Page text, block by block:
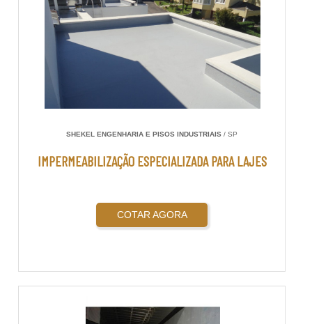
SHEKEL ENGENHARIA E PISOS INDUSTRIAIS / SP
IMPERMEABILIZAÇÃO ESPECIALIZADA PARA LAJES
COTAR AGORA